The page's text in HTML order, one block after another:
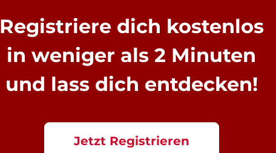
Registriere dich kostenlos
in weniger als 2 Minuten
und lass dich entdecken!
Jetzt Registrieren